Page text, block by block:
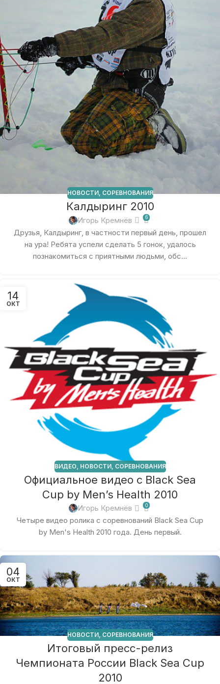
НОВОСТИ, СОРЕВНОВАНИЯ
Калдыринг 2010
Игорь Кремнёв 6
Друзья, Калдыринг, в частности первый день, прошел
на ура! Ребята успели сделать 5 гонок, удалось
познакомиться с приятными людьми, обс...
14
ОКТ
ВИДЕО НОВОСТИ, СОРЕВНОВАНИЯ
Официальное видео с Black Sea
Cup by Men’s Health 2010
Игорь Кремнёв 0
Четыре видео ролика с соревнований Black Sea Cup
by Men's Health 2010 года. День первый.
04
ОКТ
НОВОСТИ, СОРЕВНОВАНИЯ
Итоговый пресс-релиз
Чемпионата России Black Sea Cup
2010